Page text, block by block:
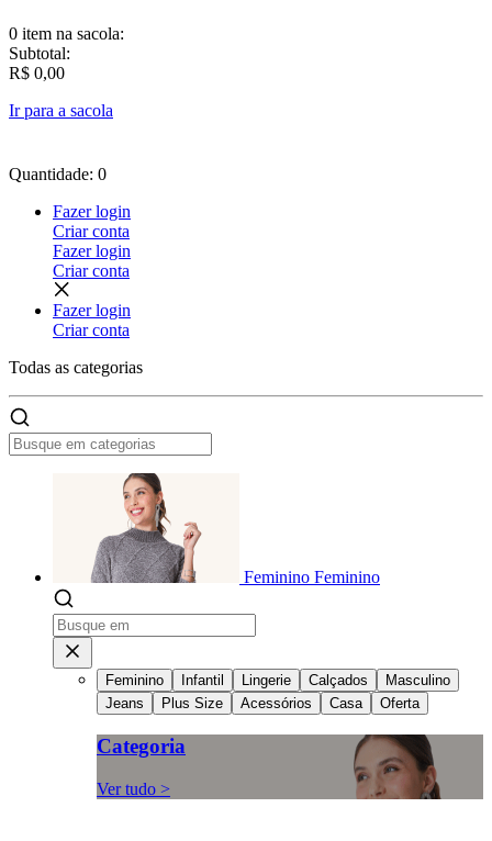
0 item na sacola:
Subtotal:
R$ 0,00
Ir para a sacola
Quantidade: 0
Fazer login
Criar conta
Fazer login
Criar conta
Fazer login
Criar conta
Todas as categorias
Feminino Feminino
Feminino Infantil Lingerie Calçados
Masculino
Jeans
Plus Size Acessórios Casa Oferta
Categoria
Ver tudo >